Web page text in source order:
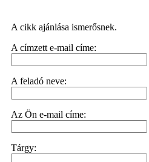
A cikk ajánlása ismerősnek.
A címzett e-mail címe:
A feladó neve:
Az Ön e-mail címe:
Tárgy: